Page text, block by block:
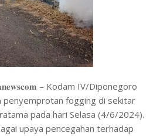
– Kodam IV/Diponegoro
penyemprotan fogging di sekitar
pada hari Selasa (4/6/2024).
upaya pencegahan terhadap